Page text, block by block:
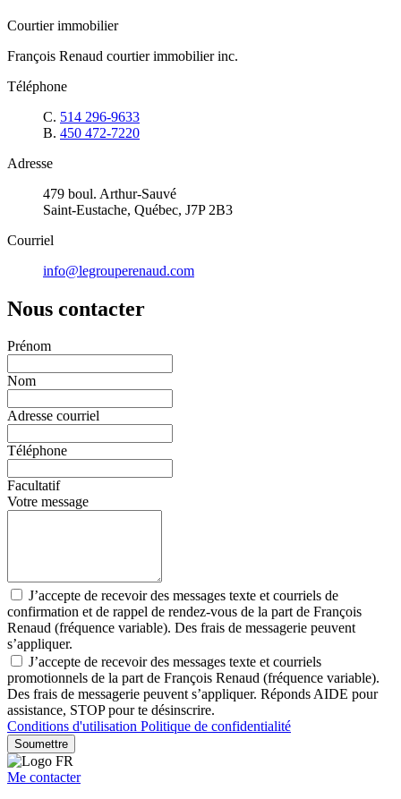
Courtier immobilier
François Renaud courtier immobilier inc.
Téléphone
C. 514 296-9633
B. 450 472-7220
Adresse
479 boul. Arthur-Sauvé
Saint-Eustache, Québec, J7P 2B3
Courriel
info@legrouperenaud.com
Nous contacter
Prénom
Nom
Adresse courriel
Téléphone
Facultatif
Votre message
J’accepte de recevoir des messages texte et courriels de
confirmation et de rappel de rendez-vous de la part de François
Renaud (fréquence variable). Des frais de messagerie peuvent
s’appliquer.
J’accepte de recevoir des messages texte et courriels
promotionnels de la part de François Renaud (fréquence variable).
Des frais de messagerie peuvent s’appliquer. Réponds AIDE pour
assistance, STOP pour te désinscrire.
Conditions d'utilisation Politique de confidentialité
Soumettre
Me contacter